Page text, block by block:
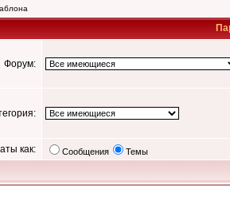
Форум:
как: Сообщения Темы